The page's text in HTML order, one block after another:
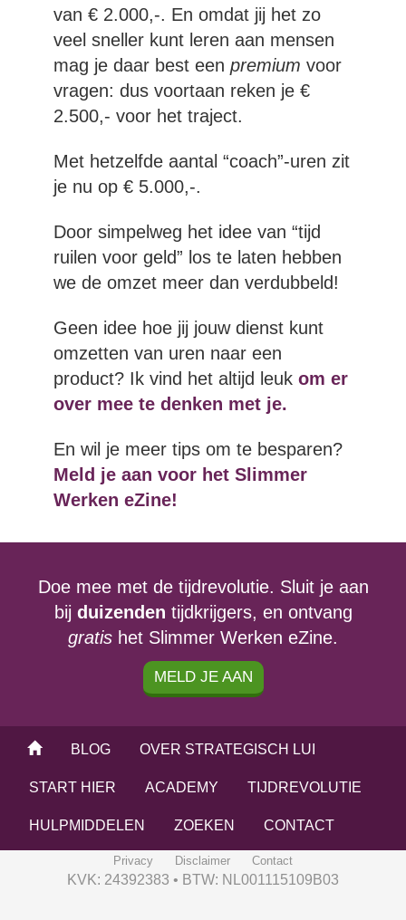
van € 2.000,-. En omdat jij het zo
veel sneller kunt leren aan mensen
mag je daar best een premium voor
vragen: dus voortaan reken je €
2.500,- voor het traject.
Met hetzelfde aantal “coach”-uren zit
je nu op € 5.000,-.
Door simpelweg het idee van “tijd
ruilen voor geld” los te laten hebben
we de omzet meer dan verdubbeld!
Geen idee hoe jij jouw dienst kunt
omzetten van uren naar een
product? Ik vind het altijd leuk om er
over mee te denken met je.
En wil je meer tips om te besparen?
Meld je aan voor het Slimmer
Werken eZine!
Doe mee met de tijdrevolutie. Sluit je aan
bij duizenden tijdkrijgers, en ontvang
gratis het Slimmer Werken eZine.
MELD JE AAN
BLOG OVER STRATEGISCH LUI
START HIER ACADEMY TIJDREVOLUTIE
HULPMIDDELEN ZOEKEN CONTACT
Privacy Disclaimer Contact
KVK: 24392383 • BTW: NL001115109B03